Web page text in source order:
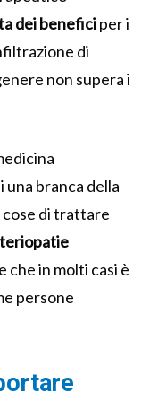
dei beneficiper i
di
non supera i
una branca della
cose di trattare
che in molti casi è
persone